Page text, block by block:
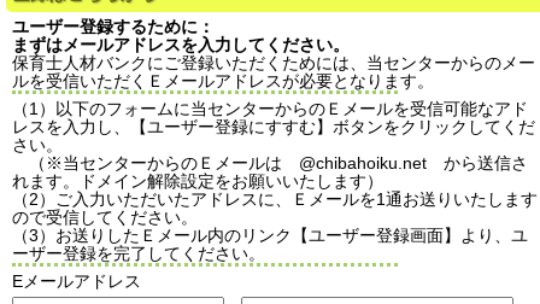
ユーザー登録するために：
まずはメールアドレスを入力してください。
保育士人材バンクにご登録いただくためには、当センターからのメー
ルを受信いただくＥメールアドレスが必要となります。
（1）以下のフォームに当センターからのＥメールを受信可能なアド
レスを入力し、【ユーザー登録にすすむ】ボタンをクリックしてくだ
さい。
（※当センターからのＥメールは @chibahoiku.net から送信さ
れます。ドメイン解除設定をお願いいたします）
（2）ご入力いただいたアドレスに、Ｅメールを1通お送りいたします
ので受信してください。
（3）お送りしたＥメール内のリンク【ユーザー登録画面】より、ユ
ーザー登録を完了してください。
Eメールアドレス